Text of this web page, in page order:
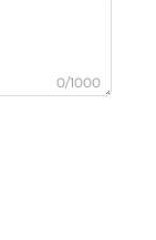
0/1000